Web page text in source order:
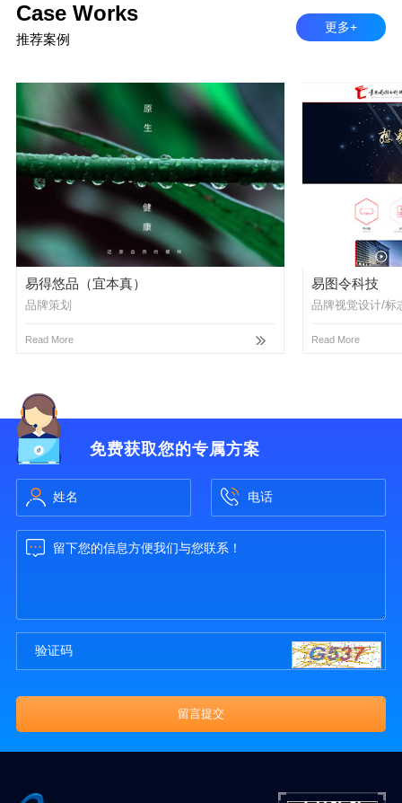
Case Works
推荐案例
更多+
易得悠品（宜本真）
品牌策划
Read More
易图令科技
品牌视觉设计/标
Read More
免费获取您的专属方案